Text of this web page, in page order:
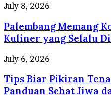
Resmi
dengan
Pelayanan
Profesional
Internasional
Palembang
Kota
Makan,
Surga
Kuliner
yang
Selalu
Dirindukan
July 8, 2026
Palembang Memang
Kuliner yang Selalu
Tips
Pikiran
Tenang
July 6, 2026
Tips Biar Pikiran
Panduan Sehat Jiwa